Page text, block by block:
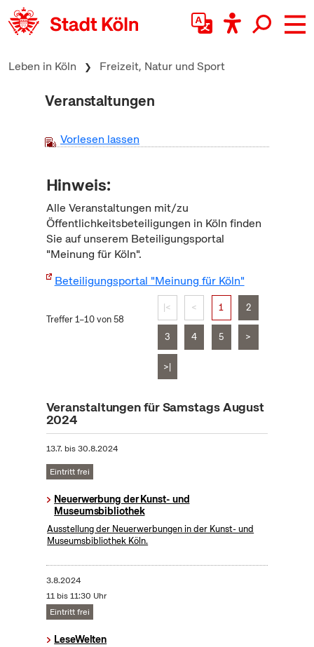
zum Inhalt springen
Leben in Köln Freizeit, Natur und Sport
Veranstaltungen
Vorlesen lassen
Hinweis:
Alle Veranstaltungen mit/zu
Öffentlichkeitsbeteiligungen in Köln finden
Sie auf unserem Beteiligungsportal
"Meinung für Köln".
Beteiligungsportal "Meinung für Köln"
Treffer 1–10 von 58
|< < 1 2
3 4 5 >
>|
Veranstaltungen für Samstags August
2024
13.7. bis30.8.2024
Eintritt frei
Neuerwerbung der Kunst- und
Museumsbibliothek
Ausstellung der Neuerwerbungen in der Kunst- und
Museumsbibliothek Köln.
3.8.2024
11 bis 11:30 Uhr
Eintritt frei
LeseWelten